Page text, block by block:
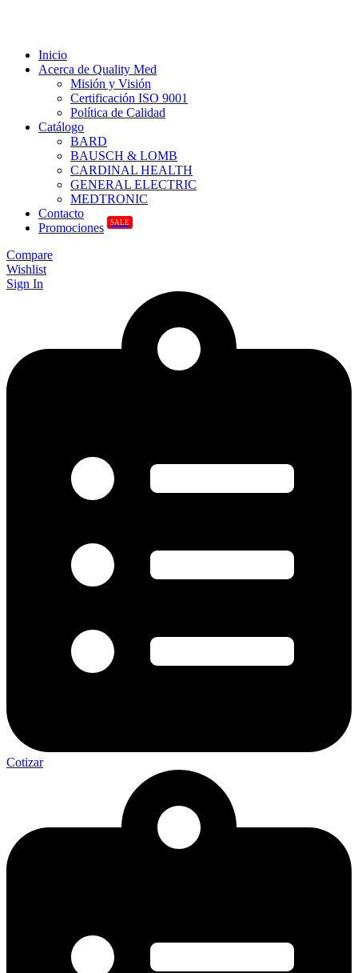
Inicio
Acerca de Quality Med
Misión y Visión
Certificación ISO 9001
Política de Calidad
Catálogo
BARD
BAUSCH & LOMB
CARDINAL HEALTH
GENERAL ELECTRIC
MEDTRONIC
Contacto
Promociones
SALE
Compare
Wishlist
Sign In
Cotizar